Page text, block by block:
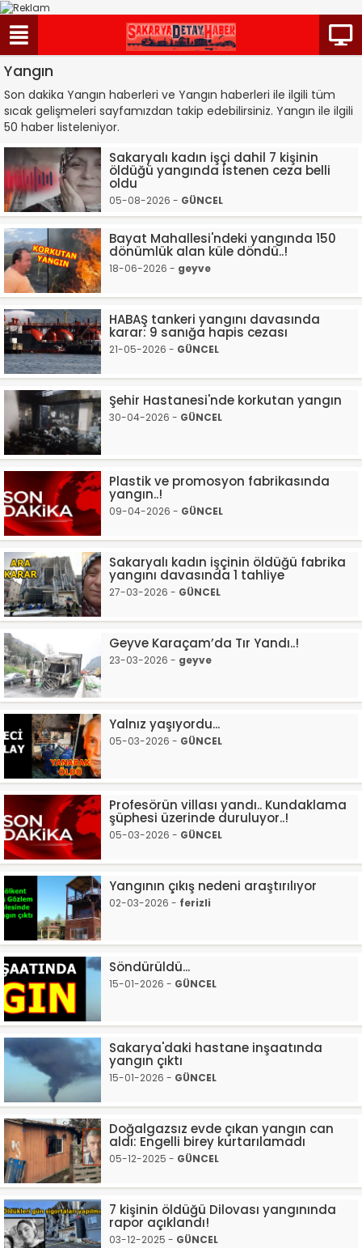
Yangın
Son dakika Yangın haberleri ve Yangın haberleri ile ilgili tüm
sıcak gelişmeleri sayfamızdan takip edebilirsiniz. Yangın ile ilgili
50 haber listeleniyor.
Sakaryalı kadın işçi dahil 7 kişinin
öldüğü yangında istenen ceza belli
oldu
05-08-2026 - GÜNCEL
Bayat Mahallesi'ndeki yangında 150
dönümlük alan küle döndü..!
18-06-2026 - geyve
HABAŞ tankeri yangını davasında
karar: 9 sanığa hapis cezası
21-05-2026 - GÜNCEL
Şehir Hastanesi'nde korkutan yangın
30-04-2026 - GÜNCEL
Plastik ve promosyon fabrikasında
yangın..!
09-04-2026 - GÜNCEL
Sakaryalı kadın işçinin öldüğü fabrika
yangını davasında 1 tahliye
27-03-2026 - GÜNCEL
Geyve Karaçam’da Tır Yandı..!
23-03-2026 - geyve
Yalnız yaşıyordu...
05-03-2026 - GÜNCEL
Profesörün villası yandı.. Kundaklama
şüphesi üzerinde duruluyor..!
05-03-2026 - GÜNCEL
Yangının çıkış nedeni araştırılıyor
02-03-2026 - ferizli
Söndürüldü...
15-01-2026 - GÜNCEL
Sakarya'daki hastane inşaatında
yangın çıktı
15-01-2026 - GÜNCEL
Doğalgazsız evde çıkan yangın can
aldı: Engelli birey kurtarılamadı
05-12-2025 - GÜNCEL
7 kişinin öldüğü Dilovası yangınında
rapor açıklandı!
03-12-2025 - GÜNCEL